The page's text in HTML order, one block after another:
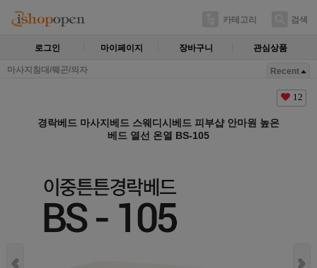
카테고리 검색
로그인 마이페이지 장바구니 관심상품
마사지침대/웨곤/의자 Recent
12
경락베드 마사지베드 스웨디시베드 피부샵 안마원 높은
베드 열선 온열 BS-105